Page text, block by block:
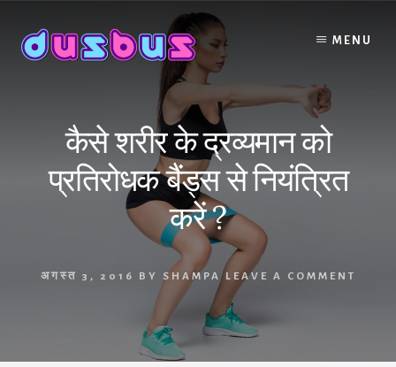
content
MENU
कैसे शरीर के द्रव्यमान को
प्रतिरोधक बैंड्स से नियंत्रित
करें ?
अगस्त 3, 2016 BY SHAMPA LEAVE A COMMENT